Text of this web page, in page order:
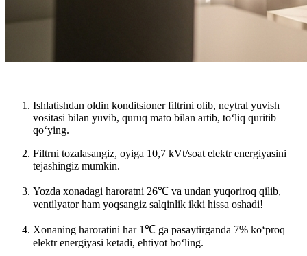
Ishlatishdan oldin konditsioner filtrini olib, neytral yuvish
vositasi bilan yuvib, quruq mato bilan artib, to‘liq quritib
qo‘ying.
Filtrni tozalasangiz, oyiga 10,7 kVt/soat elektr energiyasini
tejashingiz mumkin.
Yozda xonadagi haroratni 26℃ va undan yuqoriroq qilib,
ventilyator ham yoqsangiz salqinlik ikki hissa oshadi!
Xonaning haroratini har 1℃ ga pasaytirganda 7% koʻproq
elektr energiyasi ketadi, ehtiyot bo‘ling.